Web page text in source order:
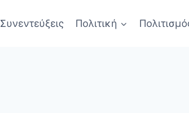
Συνεντεύξεις Πολιτική